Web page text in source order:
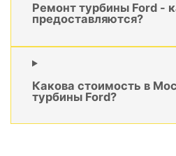
Ремонт турбины Ford -
предоставляются?
Какова стоимость в
турбины Ford?